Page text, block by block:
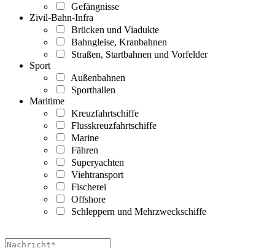
Gefängnisse
Zivil-Bahn-Infra
Brücken und Viadukte
Bahngleise, Kranbahnen
Straßen, Startbahnen und Vorfelder
Sport
Außenbahnen
Sporthallen
Maritime
Kreuzfahrtschiffe
Flusskreuzfahrtschiffe
Marine
Fähren
Superyachten
Viehtransport
Fischerei
Offshore
Schleppern und Mehrzweckschiffe